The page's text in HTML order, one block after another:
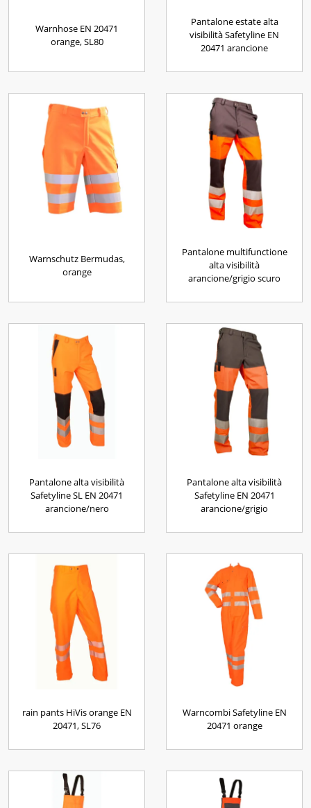
Warnhose EN 20471
orange, SL80
Pantalone estate alta
visibilità Safetyline EN
20471 arancione
Warnschutz Bermudas,
orange
Pantalone multifunctione
alta visibilità
arancione/grigio scuro
Pantalone alta visibilità
Safetyline SL EN 20471
arancione/nero
Pantalone alta visibilità
Safetyline EN 20471
arancione/grigio
rain pants HiVis orange EN
20471, SL76
Warncombi Safetyline EN
20471 orange